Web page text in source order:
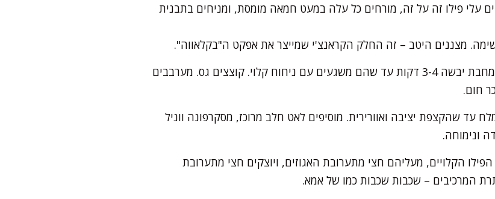
מעלות. מניחים עלי פילו זה על זה, מורחים כל עלה במעט חמאה מומסת, ומניחים בתבנית
קולים אגוזים, פיסטוקים ושקדים במחבת יבשה 3-4 דקות עד שהם משגעים עם ניחוח קלוי. קוצצים גס. מערבבים
חום.
עד שהקצפת יציבה ואוורירית. מוסיפים לאט חלב מרוכז, מסקרפונה ווניל
ונימוחה.
הקלויים, מעליהם חצי מתערובת האגוזים, ויוצקים חצי מתערובת
המרכיבים – שכבות שכבות כמו של אמא.